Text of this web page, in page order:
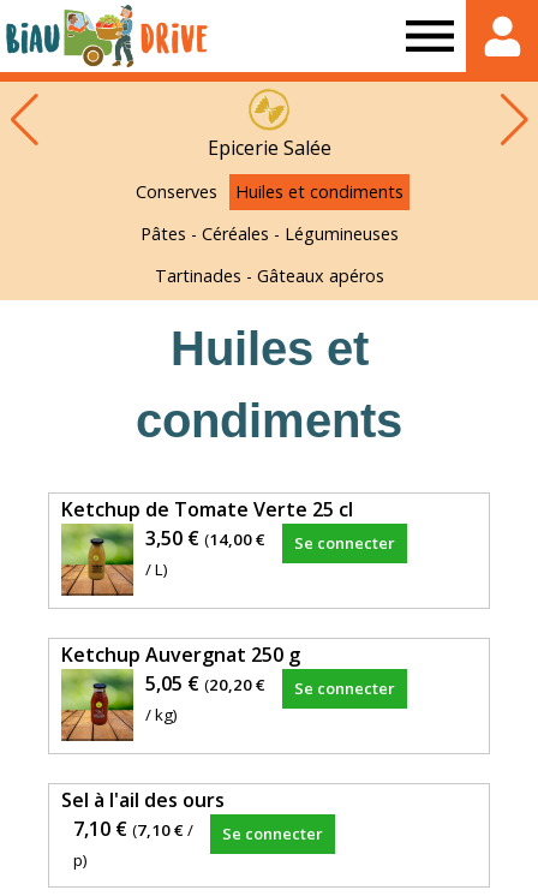
Drive
Epicerie Salée
Conserves
Huiles et condiments
Pâtes - Céréales - Légumineuses
Tartinades - Gâteaux apéros
Huiles et
condiments
Ketchup de Tomate Verte 25 cl
Le
Ketchup
de
verte
est
transformé
à
de
nos
légumes,
par
3,50 € (14,00 €
/ L)
Se connecter
Ketchup Auvergnat 250 g
PRODUCTEUR
:
CLAC
Cournon
(63)
5,05 € (20,20 €
/ kg)
Se connecter
Sel à l'ail des ours
7,10 € (7,10 €/
p)
Se connecter